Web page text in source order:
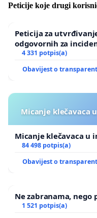
Peticije koje drugi
Peticija za
odgovornih za
Zagreba
4 331 potpis(a)
Obavijest o
Micanje klečavaca
Micanje klečavaca u
84 498 potpis(a)
Obavijest o
Ne zabranama,
1 521 potpis(a)